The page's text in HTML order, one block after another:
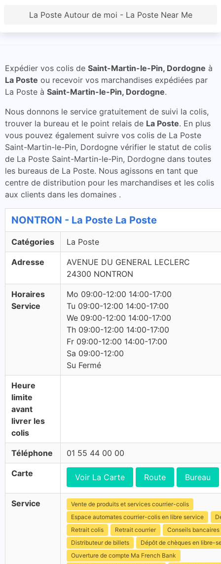
La Poste Autour de moi - La Poste Near Me
Expédier vos colis de Saint-Martin-le-Pin, Dordogne à
La Poste ou recevoir vos marchandises expédiées par
La Poste à Saint-Martin-le-Pin, Dordogne.
Nous donnons le service gratuitement de suivi la colis,
trouver la bureau et le point relais de La Poste. En plus
vous pouvez également suivre vos colis de La Poste
Saint-Martin-le-Pin, Dordogne vérifier le statut de colis
de La Poste Saint-Martin-le-Pin, Dordogne dans toutes
les bureaus de La Poste. Nous agissons en tant que
centre de distribution pour les marchandises et les colis
aux clients dans les domaines .
NONTRON - La Poste La Poste
Catégories La Poste
Adresse
AVENUE DU GENERAL LECLERC
24300 NONTRON
Horaires
Service
Mo 09:00-12:00 14:00-17:00
Tu 09:00-12:00 14:00-17:00
We 09:00-12:00 14:00-17:00
Th 09:00-12:00 14:00-17:00
Fr 09:00-12:00 14:00-17:00
Sa 09:00-12:00
Su Fermé
Heure
limite
avant
livrer les
colis
Téléphone 01 55 44 00 00
Carte Voir La Carte Route Bureau
Service
Vente de produits et services courrier-colis
Espace automates courrier-colis en libre service
Retrait colis
Retrait courrier
Conseils bancaires
Distributeur de billets
Dépôt de chèques en libre-
Ouverture de compte Ma French Bank